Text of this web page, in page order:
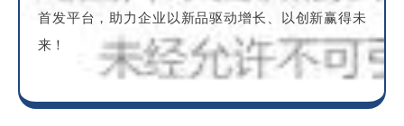
首发平台，助力企业以新品驱动增长、以创新赢得未
来！